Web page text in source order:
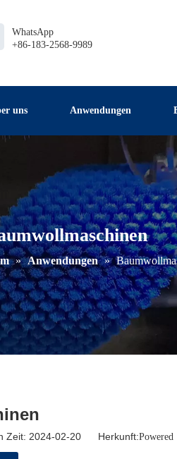
WhatsApp
+86-183-2568-9989
uns Anwendungen
» Anwendungen »
2024-02-20 Herkunft:Powered